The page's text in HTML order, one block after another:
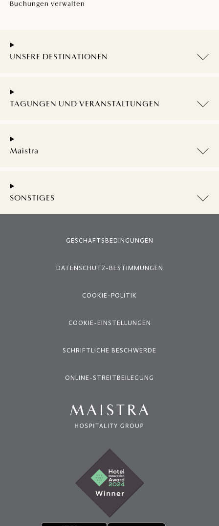
Buchungen verwalten
UNSERE DESTINATIONEN
TAGUNGEN UND VERANSTALTUNGEN
Maistra
SONSTIGES
GESCHÄFTSBEDINGUNGEN
DATENSCHUTZ-BESTIMMUNGEN
COOKIE-POLITIK
COOKIE-EINSTELLUNGEN
SCHRIFTLICHE BESCHWERDE
ONLINE-STREITBEILEGUNG